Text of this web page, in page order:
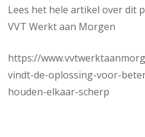
Lees het hele artikel over dit
VVT Werkt aan Morgen
https://
vindt-de-oplossing-voor-
houden-elkaar-scherp